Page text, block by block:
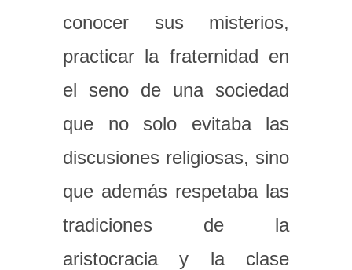
conocer sus misterios,
practicar la fraternidad en
el seno de una sociedad
que no solo evitaba las
discusiones religiosas, sino
que además respetaba las
tradiciones de la
aristocracia y la clase